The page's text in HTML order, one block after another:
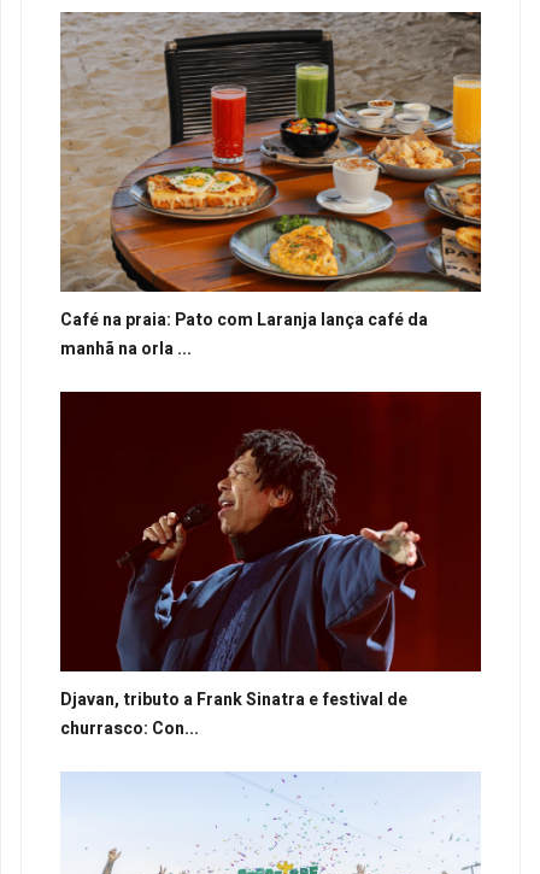
Café na praia: Pato com Laranja lança café da
manhã na orla ...
Djavan, tributo a Frank Sinatra e festival de
churrasco: Con...